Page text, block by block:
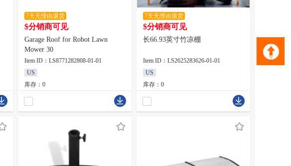
7天无理由退货
$分销商可见
Garage Roof for Robot Lawn
Mower 30
Item ID：LS8771282808-01-01
US
库存：0
7天无理由退货
$分销商可见
长66.93英寸竹凉棚
Item ID：LS2625283626-01-01
US
库存：0